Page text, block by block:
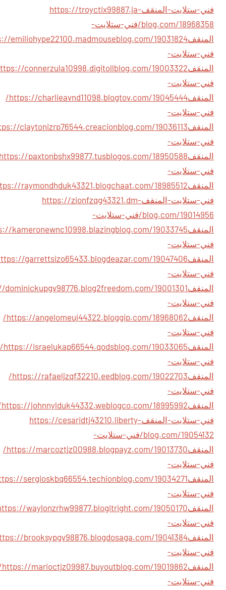
فني-ستلايت-المنقفhttps://troyctix99887.ja-
blog.com/18968358/فني-ستلايت-
المنقف
فني-ستلايت-
المنقف
فني-ستلايت-
المنقف
https://charlieavnd11098.blogtov.com/19045444/
فني-ستلايت-
المنقف
فني-ستلايت-
المنقف
فني-ستلايت-
المنقف
فني-ستلايت-المنقفhttps://zionfzqg43321.dm-
blog.com/19014956/فني-ستلايت-
المنقف
فني-ستلايت-
المنقف
فني-ستلايت-
المنقف
فني-ستلايت-
المنقف
https://angelomeuj44322.bloggip.com/18968062/
فني-ستلايت-
المنقف
https://israelukap66544.qodsblog.com/19033065/
فني-ستلايت-
المنقف
https://rafaeljzqf32210.eedblog.com/19022703/
فني-ستلايت-
المنقف
18995992/
فني-ستلايت-المنقفhttps://cesaridtj43210.liberty-
blog.com/19054132/فني-ستلايت-
المنقف
https://marcoztjz00988.blogpayz.com/19013730/
فني-ستلايت-
المنقف
فني-ستلايت-
المنقف
فني-ستلايت-
المنقف
فني-ستلايت-
المنقف
19019862/
فني-ستلايت-